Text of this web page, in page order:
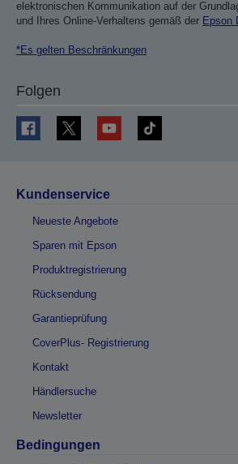
elektronischen Kommunikation auf der
und Ihres Online-Verhaltens gemäß der Epson
*Es gelten Beschränkungen
Folgen
Kundenservice
Neueste Angebote
Sparen mit Epson
Produktregistrierung
Rücksendung
Garantieprüfung
CoverPlus- Registrierung
Kontakt
Händlersuche
Newsletter
Bedingungen